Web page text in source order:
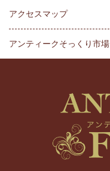
アクセスマップ
アンティークそっくり市場